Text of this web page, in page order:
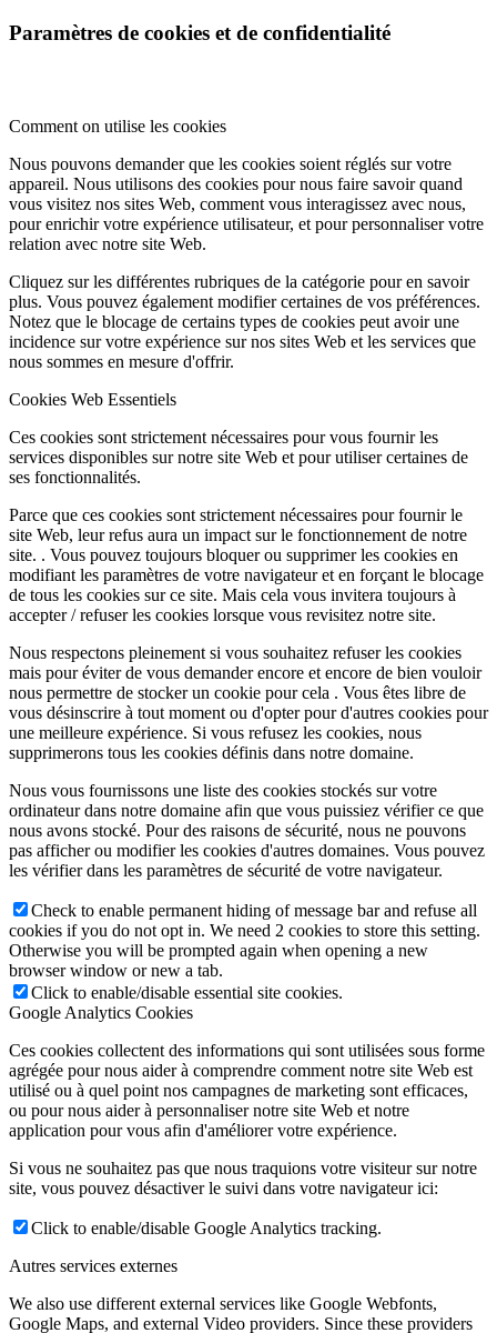
Paramètres de cookies et de confidentialité
Comment on utilise les cookies
Nous pouvons demander que les cookies soient réglés sur votre
appareil. Nous utilisons des cookies pour nous faire savoir quand
vous visitez nos sites Web, comment vous interagissez avec nous,
pour enrichir votre expérience utilisateur, et pour personnaliser votre
relation avec notre site Web.
Cliquez sur les différentes rubriques de la catégorie pour en savoir
plus. Vous pouvez également modifier certaines de vos préférences.
Notez que le blocage de certains types de cookies peut avoir une
incidence sur votre expérience sur nos sites Web et les services que
nous sommes en mesure d'offrir.
Cookies Web Essentiels
Ces cookies sont strictement nécessaires pour vous fournir les
services disponibles sur notre site Web et pour utiliser certaines de
ses fonctionnalités.
Parce que ces cookies sont strictement nécessaires pour fournir le
site Web, leur refus aura un impact sur le fonctionnement de notre
site. . Vous pouvez toujours bloquer ou supprimer les cookies en
modifiant les paramètres de votre navigateur et en forçant le blocage
de tous les cookies sur ce site. Mais cela vous invitera toujours à
accepter / refuser les cookies lorsque vous revisitez notre site.
Nous respectons pleinement si vous souhaitez refuser les cookies
mais pour éviter de vous demander encore et encore de bien vouloir
nous permettre de stocker un cookie pour cela . Vous êtes libre de
vous désinscrire à tout moment ou d'opter pour d'autres cookies pour
une meilleure expérience. Si vous refusez les cookies, nous
supprimerons tous les cookies définis dans notre domaine.
Nous vous fournissons une liste des cookies stockés sur votre
ordinateur dans notre domaine afin que vous puissiez vérifier ce que
nous avons stocké. Pour des raisons de sécurité, nous ne pouvons
pas afficher ou modifier les cookies d'autres domaines. Vous pouvez
les vérifier dans les paramètres de sécurité de votre navigateur.
Check to enable permanent hiding of message bar and refuse all
cookies if you do not opt in. We need 2 cookies to store this setting.
Otherwise you will be prompted again when opening a new
browser window or new a tab.
Click to enable/disable essential site cookies.
Google Analytics Cookies
Ces cookies collectent des informations qui sont utilisées sous forme
agrégée pour nous aider à comprendre comment notre site Web est
utilisé ou à quel point nos campagnes de marketing sont efficaces,
ou pour nous aider à personnaliser notre site Web et notre
application pour vous afin d'améliorer votre expérience.
Si vous ne souhaitez pas que nous traquions votre visiteur sur notre
site, vous pouvez désactiver le suivi dans votre navigateur ici:
Click to enable/disable Google Analytics tracking.
Autres services externes
We also use different external services like Google Webfonts,
Google Maps, and external Video providers. Since these providers